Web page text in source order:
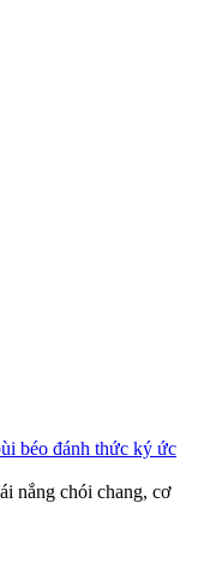
béo đánh thức ký ức
nắng chói chang, cơ